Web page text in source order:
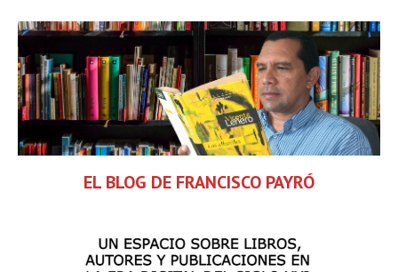
EL BLOG DE FRANCISCO PAYRÓ